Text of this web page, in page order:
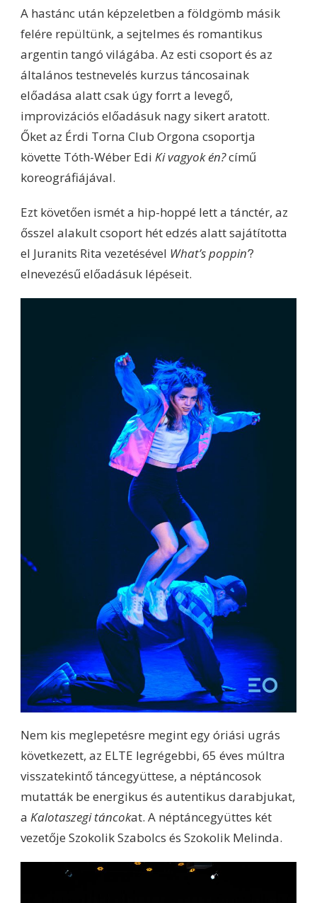
A hastánc után képzeletben a földgömb másik
felére repültünk, a sejtelmes és romantikus
argentin tangó világába. Az esti csoport és az
általános testnevelés kurzus táncosainak
előadása alatt csak úgy forrt a levegő,
improvizációs előadásuk nagy sikert aratott.
Őket az Érdi Torna Club Orgona csoportja
követte Tóth-Wéber Edi Ki vagyok én?című
koreográfiájával.
Ezt követően ismét a hip-hoppé lett a tánctér, az
ősszel alakult csoport hét edzés alatt sajátította
el Juranits Rita vezetésével What’s poppin’?
elnevezésű előadásuk lépéseit.
Nem kis meglepetésre megint egy óriási ugrás
következett, az ELTE legrégebbi, 65 éves múltra
visszatekintő táncegyüttese, a néptáncosok
mutatták be energikus és autentikus darabjukat,
a Kalotaszegi táncokat. A néptáncegyüttes két
vezetője Szokolik Szabolcs és Szokolik Melinda.